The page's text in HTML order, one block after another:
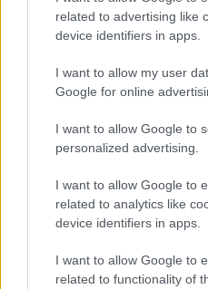
related to advertising like
device identifiers in apps.
I want to allow my user
Google for online
I want to allow Google to
personalized advertising.
I want to allow Google to
related to analytics like
device identifiers in apps.
I want to allow Google to
related to functionality of
Notizie in
Entra nel
Ricevi le
daGoogle
Condividi l'articolo